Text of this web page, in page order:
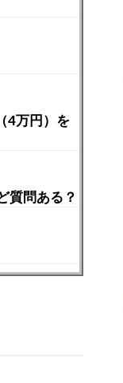
4万円）を
質問ある？